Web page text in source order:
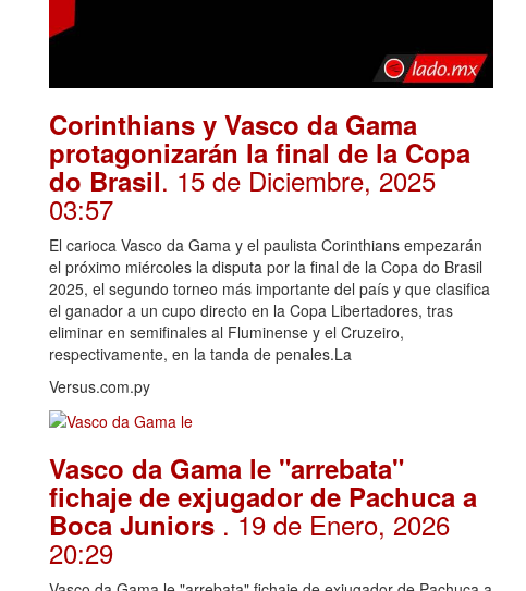
Corinthians y Vasco da Gama
protagonizarán la final de la Copa
do Brasil. 15 de Diciembre, 2025
03:57
El carioca Vasco da Gama y el paulista Corinthians empezarán
el próximo miércoles la disputa por la final de la Copa do Brasil
2025, el segundo torneo más importante del país y que clasifica
el ganador a un cupo directo en la Copa Libertadores, tras
eliminar en semifinales al Fluminense y el Cruzeiro,
respectivamente, en la tanda de penales.La
Versus.com.py
Vasco da Gama le "arrebata"
fichaje de exjugador de Pachuca a
Boca Juniors . 19 de Enero, 2026
20:29